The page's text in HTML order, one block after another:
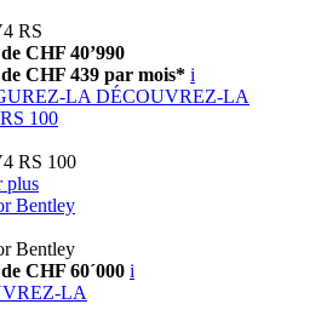
RS
CHF 40’990
CHF 439 par mois* i
LA DÉCOUVREZ-LA
100
RS 100
plus
Bentley
Bentley
CHF 60´000 i
LA